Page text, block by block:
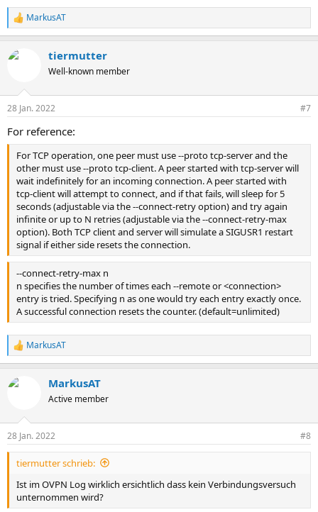
R
e
k
e
:
MarkusAT
tiermutter
Well-known member
28 Jan. 2022 #7
For reference:
For TCP operation, one peer must use --proto tcp-server and the
other must use --proto tcp-client. A peer started with tcp-server will
wait indefinitely for an incoming connection. A peer started with
tcp-client will attempt to connect, and if that fails, will sleep for 5
seconds (adjustable via the --connect-retry option) and try again
infinite or up to N retries (adjustable via the --connect-retry-max
option). Both TCP client and server will simulate a SIGUSR1 restart
signal if either side resets the connection.
--connect-retry-max n
n specifies the number of times each --remote or <connection>
entry is tried. Specifying n as one would try each entry exactly once.
A successful connection resets the counter. (default=unlimited)
R
e
k
e
n
MarkusAT
MarkusAT
Active member
28 Jan. 2022 #8
tiermutter schrieb:
Ist im OVPN Log wirklich ersichtlich dass kein Verbindungsversuch
unternommen wird?